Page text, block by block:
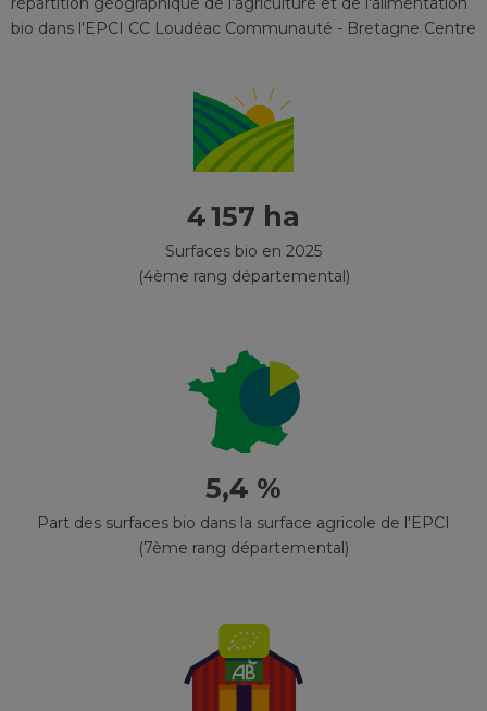
bio dans l'EPCI CC Loudéac Communauté - Bretagne Centre
4 157 ha
Surfaces bio en 2025
(4ème rang départemental)
5,4 %
Part des surfaces bio dans la surface agricole de l'EPCI
(7ème rang départemental)